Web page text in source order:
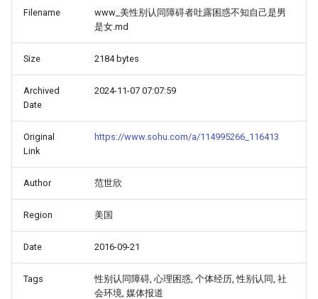
Filename
www_美性别认同障碍者吐露困惑不知自己是男
是女.md
Size 2184 bytes
Archived
Date
2024-11-07 07:07:59
Original
Link
https://www.sohu.com/a/114995266_116413
Author 范世欣
Region 美国
Date 2016-09-21
Tags
性别认同障碍, 心理困惑, 个体经历, 性别认同, 社
会环境, 媒体报道